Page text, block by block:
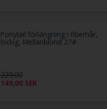
Ponytail förlängning i fiberhår,
lockig, Mellanblond 27#
229,00
149,00 SEK